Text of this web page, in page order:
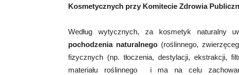
Kosmetycznych przy Komitecie Zdrowia
Według wytycznych, za kosmetyk naturalny
pochodzenia naturalnego(roślinnego,
fizycznych (np. tłoczenia, destylacji, ekstrakcji,
materiału roślinnego i ma na celu